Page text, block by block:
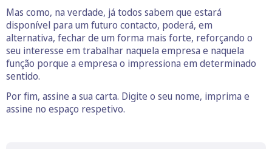
Mas como, na verdade, já todos sabem que estará
disponível para um futuro contacto, poderá, em
alternativa, fechar de um forma mais forte, reforçando o
seu interesse em trabalhar naquela empresa e naquela
função porque a empresa o impressiona em determinado
sentido.
Por fim, assine a sua carta. Digite o seu nome, imprima e
assine no espaço respetivo.